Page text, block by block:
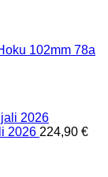
102mm 78a
2026 224,90 €